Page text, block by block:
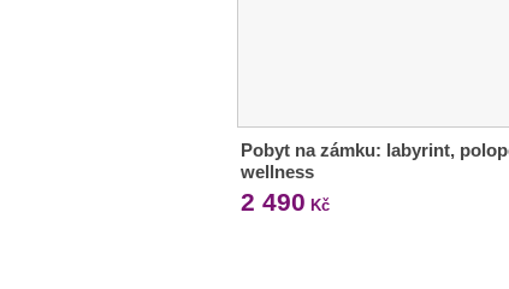
Pobyt na zámku: labyrint,
wellness
2 490 Kč